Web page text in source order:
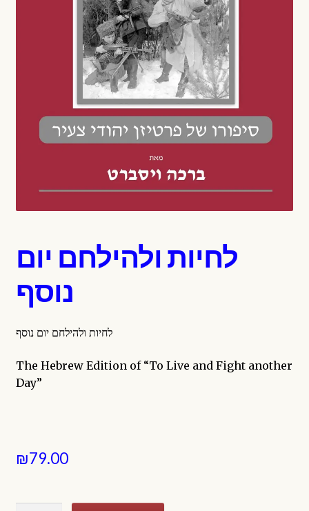
לחיות ולהילחם יום
נוסף
לחיות ולהילחם יום נוסף
The Hebrew Edition of “To Live and Fight another
Day”
₪79.00